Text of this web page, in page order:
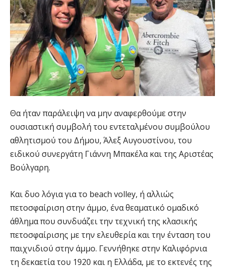
Θα ήταν παράλειψη να μην αναφερθούμε στην
ουσιαστική συμβολή του εντεταλμένου συμβούλου
αθλητισμού του Δήμου, Άλεξ Αυγουστίνου, του
ειδικού συνεργάτη Γιάννη Μπακέλα και της Αριστέας
Βούλγαρη.
Και δυο λόγια για το beach volley, ή αλλιώς
πετοσφαίριση στην άμμο, ένα θεαματικό ομαδικό
άθλημα που συνδυάζει την τεχνική της κλασικής
πετοσφαίρισης με την ελευθερία και την ένταση του
παιχνιδιού στην άμμο. Γεννήθηκε στην Καλιφόρνια
τη δεκαετία του 1920 και η Ελλάδα, με το εκτενές της